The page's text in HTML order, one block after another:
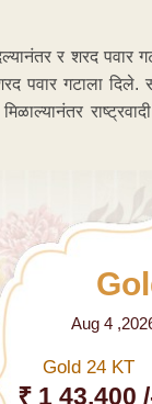
र शरद पवार
पवार गटाला दिले.
Aug 4
Gold 24 KT
₹ 1 43,400